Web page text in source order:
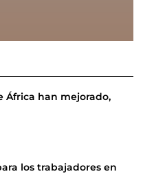
África han mejorado,
los trabajadores en